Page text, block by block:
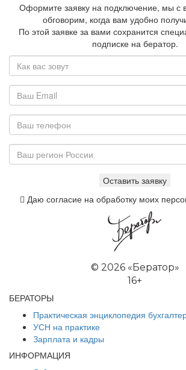
Оформите заявку на подключение, мы с
обговорим, когда вам удобно
По этой заявке за вами сохранится
подписке на бератор.
Даю согласие на обработку моих
© 2026 «Бератор»
16+
БЕРАТОРЫ
Практическая энциклопедия
УСН на практике
Зарплата и кадры
ИНФОРМАЦИЯ